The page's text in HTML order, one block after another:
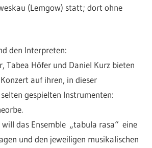
(Lemgow) statt; dort ohne
den Interpreten:
Tabea Höfer und Daniel Kurz bieten
auf ihren, in dieser
gespielten Instrumenten:
das Ensemble „tabula rasa“ eine
und den jeweiligen musikalischen